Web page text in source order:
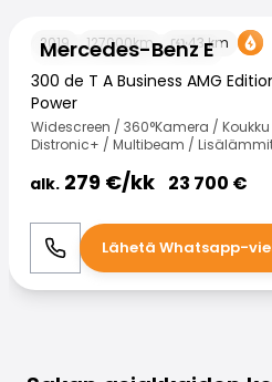
Mercedes-Benz E
2019 127000km 43km
300 de T A Business AMG
Power
Widescreen / 360°Kamera /
Distronic+ / Multibeam /
alk. 279 €/kk 23 700 €
Soita Lähetä Whatsapp-